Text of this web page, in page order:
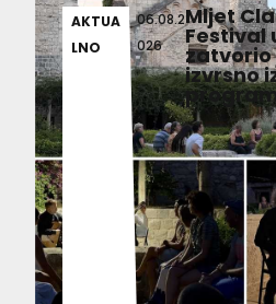
AKTUA
LNO
06.08.2
026
Mljet
Festival
zatvorio
izvrsno